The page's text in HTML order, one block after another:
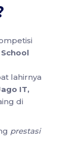
lahirnya
IT,
di
prestasi